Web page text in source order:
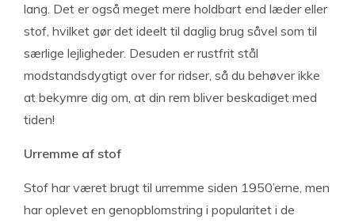
lang. Det er også meget mere holdbart end læder eller
stof, hvilket gør det ideelt til daglig brug såvel som til
særlige lejligheder. Desuden er rustfrit stål
modstandsdygtigt over for ridser, så du behøver ikke
at bekymre dig om, at din rem bliver beskadiget med
tiden!
Urremme af stof
Stof har været brugt til urremme siden 1950’erne, men
har oplevet en genopblomstring i popularitet i de